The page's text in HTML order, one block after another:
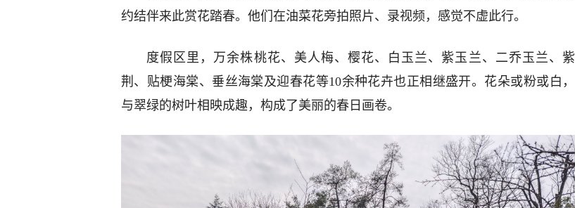
约结伴来此赏花踏春。他们在油菜花旁拍照片、录视频，感觉不虚此行。
度假区里，万余株桃花、美人梅、樱花、白玉兰、紫玉兰、二乔玉兰、紫
荆、贴梗海棠、垂丝海棠及迎春花等10余种花卉也正相继盛开。花朵或粉或白，
与翠绿的树叶相映成趣，构成了美丽的春日画卷。